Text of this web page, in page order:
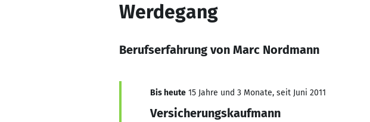
Werdegang
Berufserfahrung von Marc Nordmann
Bis heute 15 Jahre und 3 Monate, seit Juni 2011
Versicherungskaufmann